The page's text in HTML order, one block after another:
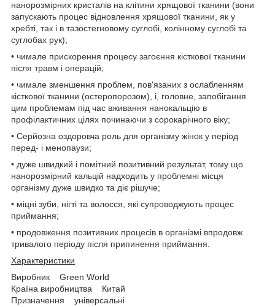
нанорозмірних кристалів на клітини хрящової тканини (вони
запускають процес відновлення хрящової тканини, як у
хребті, так і в тазостегновому суглобі, колінному суглобі та
суглобах рук);
• чимале прискорення процесу загоєння кісткової тканини
після травм і операцій;
• чимале зменшення проблем, пов'язаних з ослабленням
кісткової тканини (остеропорозом), і, головне, запобігання
цим проблемам під час вживання нанокальцію в
профілактичних цілях починаючи з сорокарічного віку;
• Серйозна оздоровча роль для організму жінок у період
перед- і менопаузи;
• дуже швидкий і помітний позитивний результат, тому що
нанорозмірний кальцій надходить у проблемні місця
організму дуже швидко та діє рішуче;
• міцні зуби, нігті та волосся, які супроводжують процес
приймання;
• продовження позитивних процесів в організмі впродовж
тривалого періоду після припинення приймання.
Характеристики
Виробник Green World
Країна виробництва Китай
Призначення універсальні